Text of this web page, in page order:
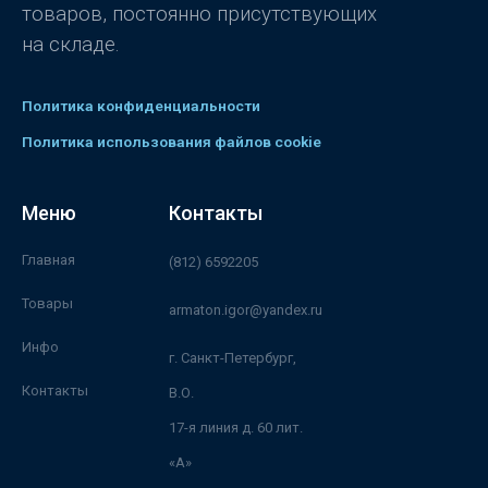
товаров, постоянно присутствующих
на складе.
Политика конфиденциальности
Политика использования файлов cookie
Меню
Главная
Товары
Инфо
Контакты
Контакты
(812) 6592205
armaton.igor@yandex.ru
г. Санкт-Петербург,
В.О.
17-я линия д. 60 лит.
«А»